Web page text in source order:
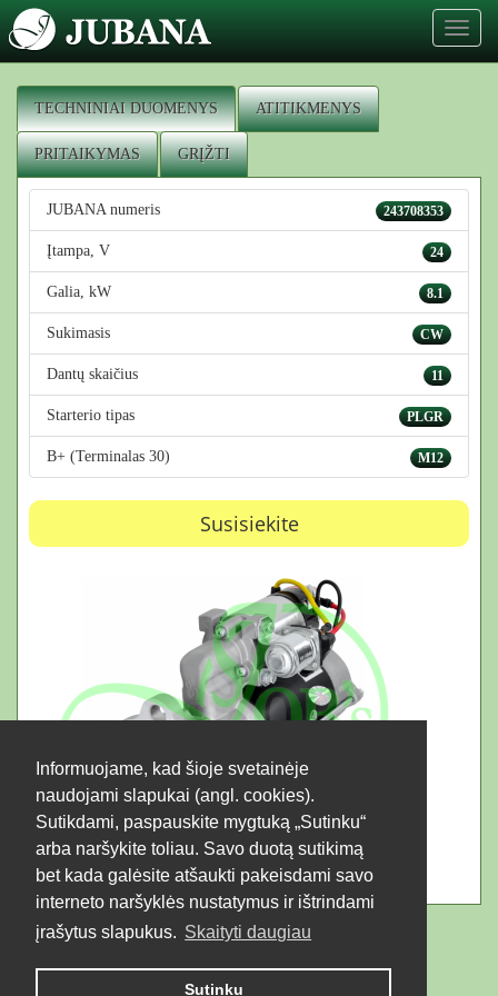
Informuojame, kad šioje svetainėje
naudojami slapukai (angl. cookies).
Sutikdami, paspauskite mygtuką „Sutinku“
arba naršykite toliau. Savo duotą sutikimą
bet kada galėsite atšaukti pakeisdami savo
interneto naršyklės nustatymus ir ištrindami
įrašytus slapukus. Skaityti daugiau
Sutinku
Toggle
TECHNINIAI DUOMENYS ATITIKMENYS
PRITAIKYMAS GRĮŽTI
243708353
JUBANA numeris
24
Įtampa, V
8.1
Galia, kW
CW
Sukimasis
11
Dantų skaičius
PLGR
Starterio tipas
M12
B+ (Terminalas 30)
Susisiekite